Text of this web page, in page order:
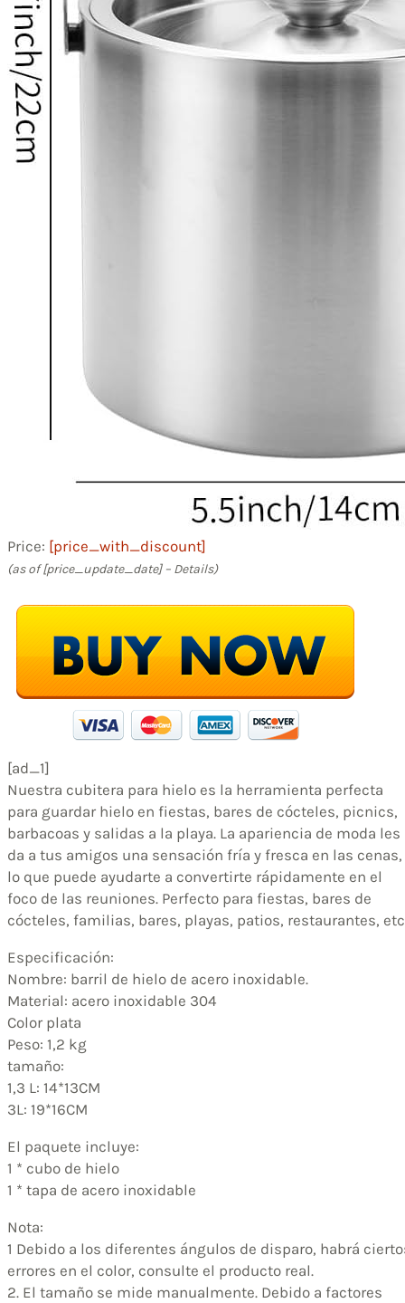
Price: [price_with_discount]
(as of [price_update_date] – Details)
[ad_1]
Nuestra cubitera para hielo es la herramienta perfecta
para guardar hielo en fiestas, bares de cócteles, picnics,
barbacoas y salidas a la playa. La apariencia de moda les
da a tus amigos una sensación fría y fresca en las cenas,
lo que puede ayudarte a convertirte rápidamente en el
foco de las reuniones. Perfecto para fiestas, bares de
cócteles, familias, bares, playas, patios, restaurantes,
Especificación:
Nombre: barril de hielo de acero inoxidable.
Material: acero inoxidable 304
Color plata
Peso: 1,2 kg
tamaño:
1,3 L: 14*13CM
3L: 19*16CM
El paquete incluye:
1 * cubo de hielo
1 * tapa de acero inoxidable
Nota:
1 Debido a los diferentes ángulos de disparo, habrá
errores en el color, consulte el producto real.
2. El tamaño se mide manualmente. Debido a factores